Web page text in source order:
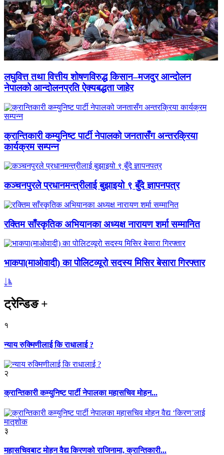
लघुवित्त तथा वित्तीय शोषणविरुद्ध किसान–मजदुर आन्दोलन
नेपालको आन्दोलनप्रति ऐक्यबद्धता जाहेर
क्रान्तिकारी कम्युनिष्ट पार्टी नेपालको जनतासँग अन्तरक्रिया
कार्यक्रम सम्पन्न
कञ्चनपुरले प्रधानमन्त्रीलाई बुझाइयो ९ बुँदे ज्ञापनपत्र
रक्तिम साँस्कृतिक अभियानका अध्यक्ष नारायण शर्मा सम्मानित
भाकपा(माओवादी) का पोलिटव्यूरो सदस्य मिसिर बेसारा गिरफ्तार
ट्रेन्डिङ+
१
न्याय रुक्मिणीलाई कि राधालाई ?
२
क्रान्तिकारी कम्युनिष्ट पार्टी नेपालका महासचिव मोहन...
३
महासचिवबाट मोहन वैद्य किरणको राजिनामा, क्रान्तिकारी...